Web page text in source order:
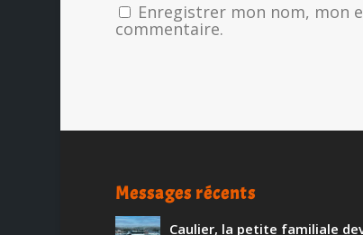
Enregistrer mon nom, mon
commentaire.
Messages récents
Caulier, la petite familiale